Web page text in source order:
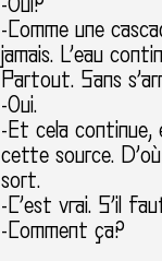
-Comme une
jamais. L’eau
Partout. Sans
-Oui.
-Et cela continue,
cette source.
sort.
-C’est vrai. S’il
-Comment ça?